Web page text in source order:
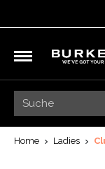
Vor
Home Ladies